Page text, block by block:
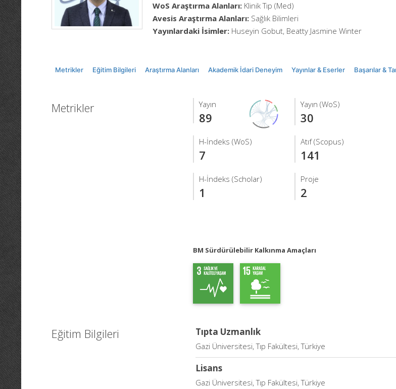
WoS Araştırma Alanları: Klinik Tıp (Med)
Avesis Araştırma Alanları: Sağlık Bilimleri
Yayınlardaki İsimler: Huseyin Gobut, Beatty Jasmine Winter
Metrikler Eğitim Bilgileri Araştırma Alanları Akademik İdari Deneyim Yayınlar & Eserler Başarılar &
Metrikler Yayın
89
Yayın (WoS)
30
H-İndeks (WoS)
7
Atıf (Scopus)
141
H-İndeks (Scholar)
1
Proje
2
BM Sürdürülebilir Kalkınma Amaçları
Eğitim Bilgileri Tıpta Uzmanlık
Gazi Üniversitesi, Tıp Fakültesi, Türkiye
Lisans
Gazi Üniversitesi, Tıp Fakültesi, Türkiye